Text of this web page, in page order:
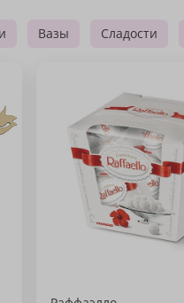
Вазы Сладости